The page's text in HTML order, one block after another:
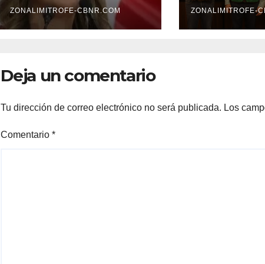
VER CON LA
PROTECCION DE
ZONALIMITROFE-CBNR.COM
GABINETE
ZONALIMITROFE-
Deja un comentario
Tu dirección de correo electrónico no será publicada. Los
Comentario *